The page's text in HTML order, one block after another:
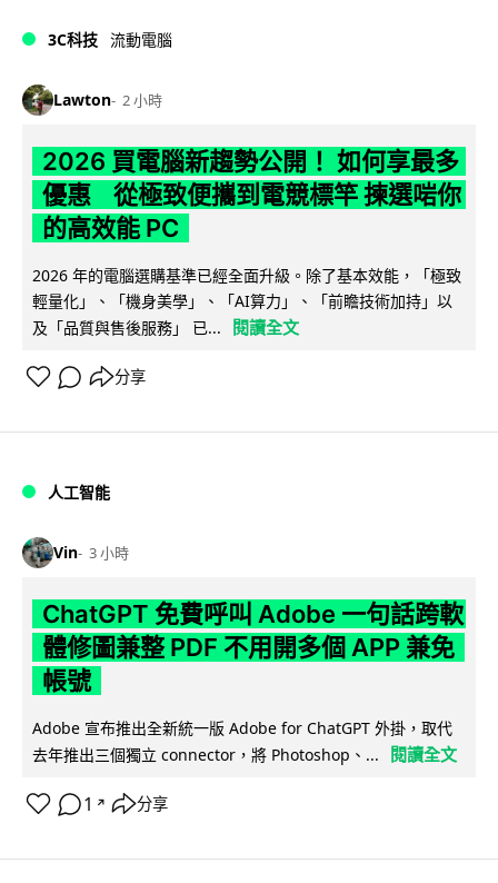
3C科技 流動電腦
Lawton 2 小時
2026 買電腦新趨勢公開！ 如何享最多
優惠 從極致便攜到電競標竿 揀選啱你
的高效能 PC
2026 年的電腦選購基準已經全面升級。除了基本效能，「極致
輕量化」、「機身美學」、「AI算力」、「前瞻技術加持」以
及「品質與售後服務」 已...
閱讀全文
分享
人工智能
Vin 3 小時
ChatGPT 免費呼叫 Adobe 一句話跨軟
體修圖兼整 PDF 不用開多個 APP 兼免
帳號
Adobe 宣布推出全新統一版 Adobe for ChatGPT 外掛，取代
去年推出三個獨立 connector，將 Photoshop、...
閱讀全文
1 ↗ 分享